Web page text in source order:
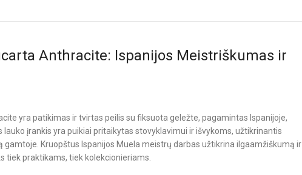
Anthracite: Ispanijos Meistriškumas ir
yra patikimas ir tvirtas peilis su fiksuota geležte, pagamintas Ispanijoje,
lauko įrankis yra puikiai pritaikytas stovyklavimui ir išvykoms, užtikrinantis
Kruopštus Ispanijos Muela meistrų darbas užtikrina ilgaamžiškumą ir
tiek praktikams, tiek kolekcionieriams.